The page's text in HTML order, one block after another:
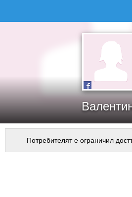
Потребителят е ограничил